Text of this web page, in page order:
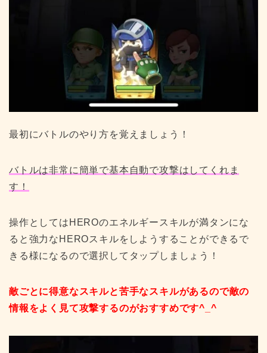
最初にバトルのやり方を覚えましょう！
バトルは非常に簡単で基本自動で攻撃はしてくれま
す！
操作としてはHEROのエネルギースキルが満タンにな
ると強力なHEROスキルをしようすることができるで
きる様になるので選択してタップしましょう！
敵ごとに得意なスキルと苦手なスキルがあるので敵の
情報をよく見て攻撃するのがおすすめです^_^